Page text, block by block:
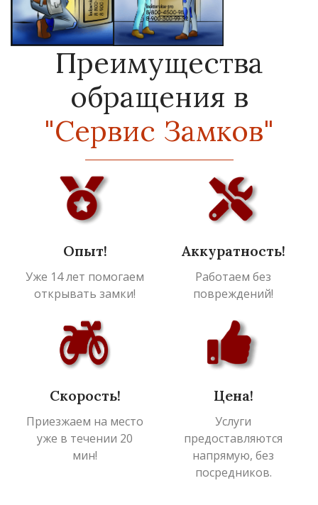
Преимущества
обращения в
"Сервис Замков"
Опыт!
Уже 14 лет помогаем
открывать замки!
Аккуратность!
Работаем без
повреждений!
Скорость!
Приезжаем на место
уже в течении 20
мин!
Цена!
Услуги
предоставляются
напрямую, без
посредников.